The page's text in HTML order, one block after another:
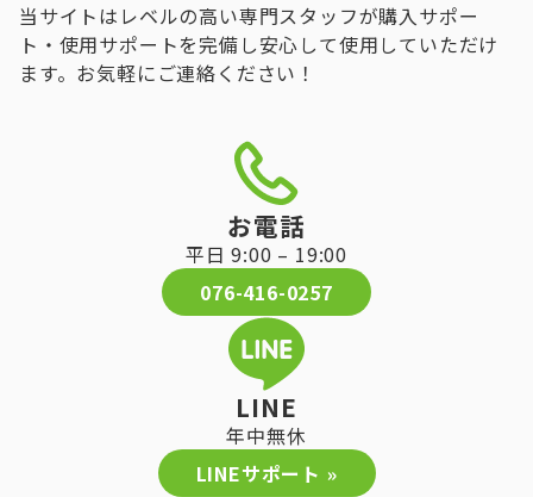
当サイトはレベルの高い専門スタッフが購入サポー
ト・使用サポートを完備し安心して使用していただけ
ます。お気軽にご連絡ください！
お電話
平日 9:00 – 19:00
076-416-0257
LINE
年中無休
LINEサポート »